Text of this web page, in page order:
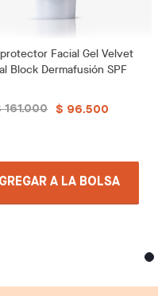
Facial Gel Velvet
Block Dermafusión SPF
161.000 $ 96.500
A LA BOLSA